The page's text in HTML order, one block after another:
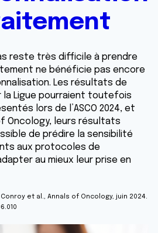
reste très difficile à prendre
ne bénéficie pas encore
Les résultats de
la Ligue pourraient toutefois
lors de l’ASCO 2024, et
Oncology, leurs résultats
de prédire la sensibilité
aux protocoles de
au mieux leur prise en
Conroy et al., Annals of Oncology, juin 2024.